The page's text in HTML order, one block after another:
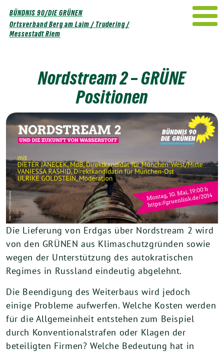
Weiter
zum
Inhalt
BÜNDNIS 90/DIE GRÜNEN
Ortsverband Berg am Laim / Trudering /
Messestadt Riem
Nordstream 2 – GRÜNE
Positionen
Die Lieferung von Erdgas über Nordstream 2 wird
von den GRÜNEN aus Klimaschutzgründen sowie
wegen der Unterstützung des autokratischen
Regimes in Russland eindeutig abgelehnt.
Die Beendigung des Weiterbaus wird jedoch
einige Probleme aufwerfen. Welche Kosten werden
für die Allgemeinheit entstehen zum Beispiel
durch Konventionalstrafen oder Klagen der
beteiligten Firmen? Welche Bedeutung hat in